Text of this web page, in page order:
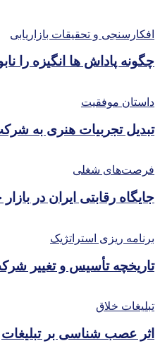
افکارسنجی و تحقیقات بازاریابی
چگونه پاداش ها انگیزه را
داستان موفقیت
تبدیل تجربیات هنری به
فرصت‌های شغلی
جایگاه رقابتی ایران در
برنامه ریزی استراتژیک
تاریخچه تأسیس و تغییر
تبلیغات خلاق
اثر عصب شناسی بر تبلیغات